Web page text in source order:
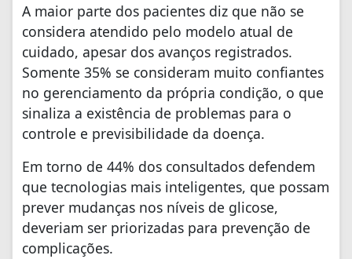
A maior parte dos pacientes diz que não se
considera atendido pelo modelo atual de
cuidado, apesar dos avanços registrados.
Somente 35% se consideram muito confiantes
no gerenciamento da própria condição, o que
sinaliza a existência de problemas para o
controle e previsibilidade da doença.
Em torno de 44% dos consultados defendem
que tecnologias mais inteligentes, que possam
prever mudanças nos níveis de glicose,
deveriam ser priorizadas para prevenção de
complicações.